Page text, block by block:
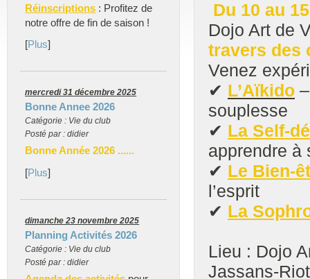
Réinscriptions : Profitez de
notre offre de fin de saison !
[Plus]
mercredi 31 décembre 2025
Bonne Annee 2026
Catégorie : Vie du club
Posté par : didier
Bonne Année 2026 ......
[Plus]
dimanche 23 novembre 2025
Planning Activités 2026
Catégorie : Vie du club
Posté par : didier
Du 10 au
Dojo Art de
travers des
Venez
✔ L’Aïkido
souplesse
✔ La Self-
apprendre à
✔ Le Bien-
l’esprit
✔ La
Lieu : Dojo
Jassans-